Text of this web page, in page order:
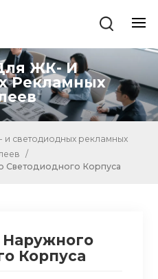
ЖК- И
Рекламных
светодиодных рекламных
/
Светодиодного Корпуса
Корпуса